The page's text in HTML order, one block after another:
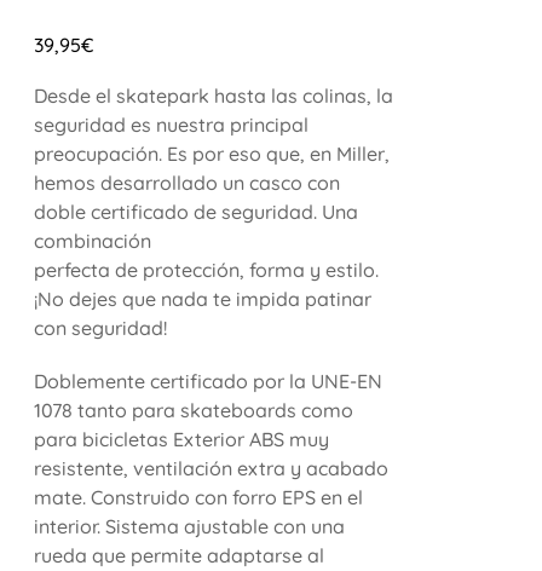
39,95€
Desde el skatepark hasta las colinas, la
seguridad es nuestra principal
preocupación. Es por eso que, en Miller,
hemos desarrollado un casco con
doble certificado de seguridad. Una
combinación
perfecta de protección, forma y estilo.
¡No dejes que nada te impida patinar
con seguridad!
Doblemente certificado por la UNE-EN
1078 tanto para skateboards como
para bicicletas Exterior ABS muy
resistente, ventilación extra y acabado
mate. Construido con forro EPS en el
interior. Sistema ajustable con una
rueda que permite adaptarse al